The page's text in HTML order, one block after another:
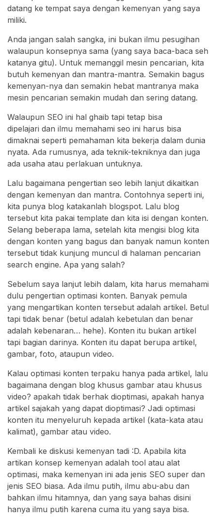
datang ke tempat saya dengan kemenyan yang saya
miliki.
Anda jangan salah sangka, ini bukan ilmu pesugihan
walaupun konsepnya sama (yang saya baca-baca seh
katanya gitu). Untuk memanggil mesin pencarian, kita
butuh kemenyan dan mantra-mantra. Semakin bagus
kemenyan-nya dan semakin hebat mantranya maka
mesin pencarian semakin mudah dan sering datang.
Walaupun SEO ini hal ghaib tapi tetap bisa
dipelajari dan ilmu memahami seo ini harus bisa
dimaknai seperti pemahaman kita bekerja dalam dunia
nyata. Ada rumusnya, ada teknik-tekniknya dan juga
ada usaha atau perlakuan untuknya.
Lalu bagaimana pengertian seo lebih lanjut dikaitkan
dengan kemenyan dan mantra. Contohnya seperti ini,
kita punya blog katakanlah blogspot. Lalu blog
tersebut kita pakai template dan kita isi dengan konten.
Selang beberapa lama, setelah kita mengisi blog kita
dengan konten yang bagus dan banyak namun konten
tersebut tidak kunjung muncul di halaman pencarian
search engine. Apa yang salah?
Sebelum saya lanjut lebih dalam, kita harus memahami
dulu pengertian optimasi konten. Banyak pemula
yang mengartikan konten tersebut adalah artikel. Betul
tapi tidak benar (betul adalah kebetulan dan benar
adalah kebenaran… hehe). Konten itu bukan artikel
tapi bagian darinya. Konten itu dapat berupa artikel,
gambar, foto, ataupun video.
Kalau optimasi konten terpaku hanya pada artikel, lalu
bagaimana dengan blog khusus gambar atau khusus
video? apakah tidak berhak dioptimasi, apakah hanya
artikel sajakah yang dapat dioptimasi? Jadi optimasi
konten itu menyeluruh kepada artikel (kata-kata atau
kalimat), gambar atau video.
Kembali ke diskusi kemenyan tadi :D. Apabila kita
artikan konsep kemenyan adalah tool atau alat
optimasi, maka kemenyan ini ada jenis SEO super dan
jenis SEO biasa. Ada ilmu putih, ilmu abu-abu dan
bahkan ilmu hitamnya, dan yang saya bahas disini
hanya ilmu putih karena cuma itu yang saya bisa.